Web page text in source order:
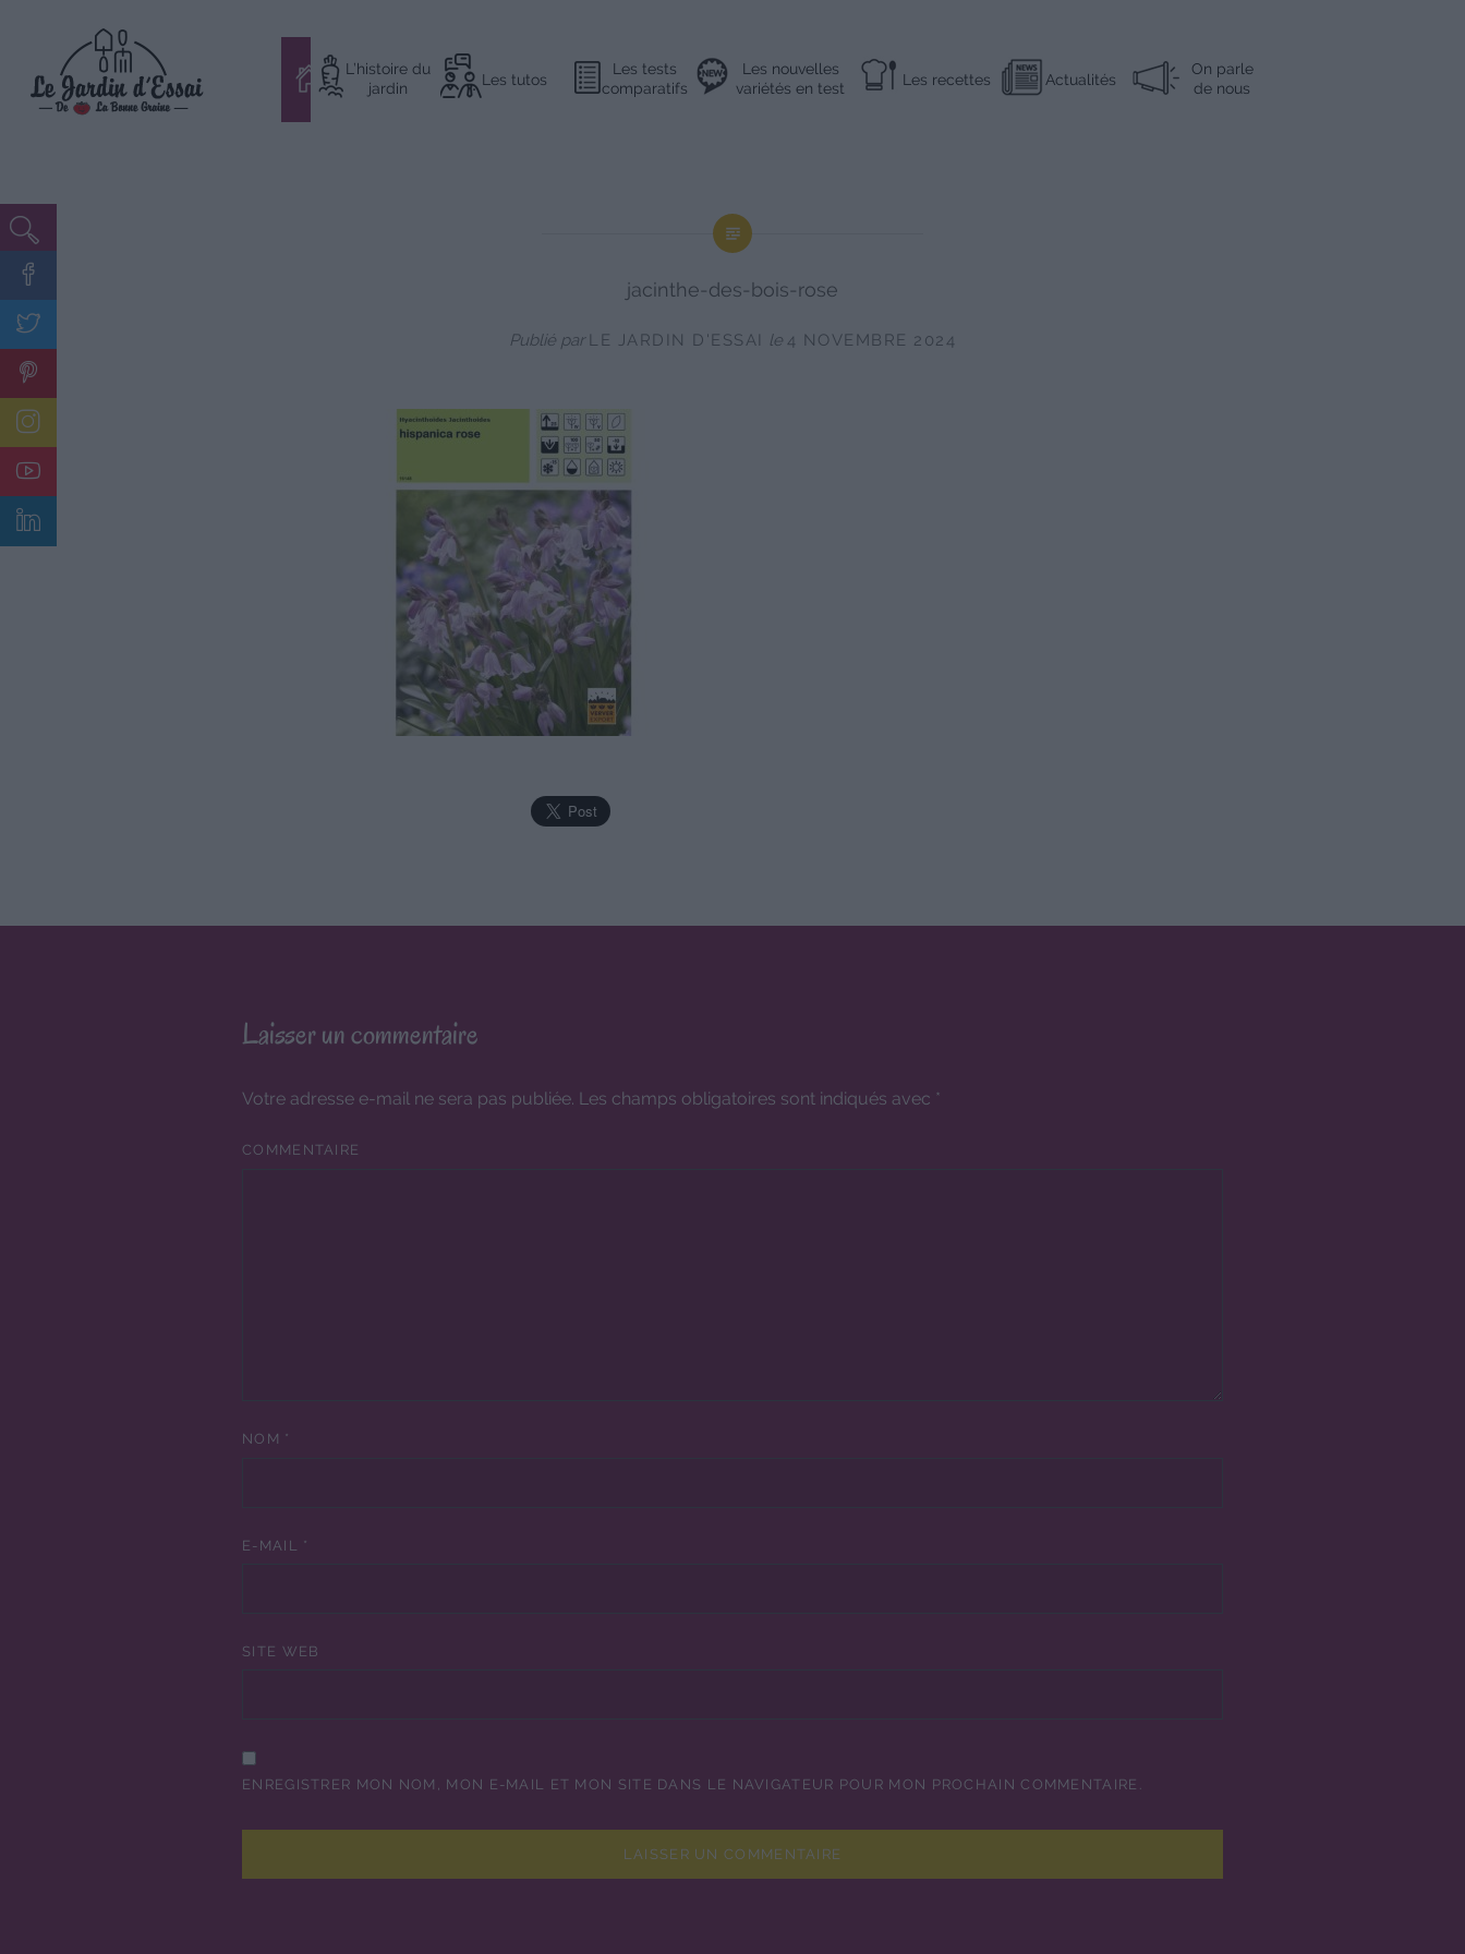
contenu
#
L’histoire du
jardin
Les tutos
Les tests
comparatifs
Les nouvelles
variétés en test
Les recettes Actualités
On parle
de nous
jacinthe-des-bois-rose
Publié parLE JARDIN D'ESSAI le 4 NOVEMBRE 2024
Laisser un commentaire
Votre adresse e-mail ne sera pas publiée. Les champs obligatoires sont indiqués avec *
COMMENTAIRE
NOM *
E-MAIL *
SITE WEB
ENREGISTRER MON NOM, MON E-MAIL ET MON SITE DANS LE NAVIGATEUR POUR MON PROCHAIN COMMENTAIRE.